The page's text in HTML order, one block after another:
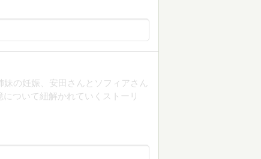
の妊娠、安田さんとソフィアさん
ついて紐解かれていくストーリ